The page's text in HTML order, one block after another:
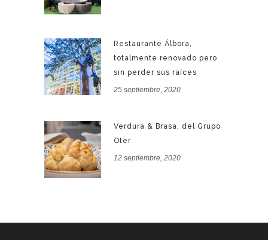
Restaurante Álbora,
totalmente renovado pero
sin perder sus raíces
25 septiembre, 2020
Verdura & Brasa, del Grupo
Oter
12 septiembre, 2020